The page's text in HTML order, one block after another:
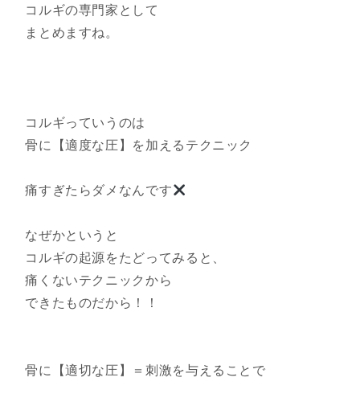
コルギの専門家として
まとめますね。
コルギっていうのは
骨に【適度な圧】を加えるテクニック
痛すぎたらダメなんです
なぜかというと
コルギの起源をたどってみると、
痛くないテクニックから
できたものだから！！
骨に【適切な圧】＝刺激を与えることで